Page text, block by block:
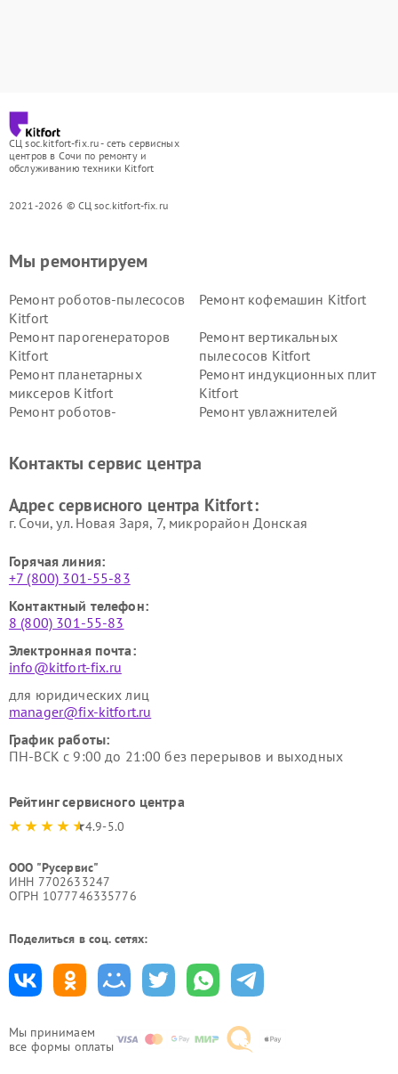
СЦ soc.kitfort-fix.ru - сеть сервисных
центров в Сочи по ремонту и
обслуживанию техники Kitfort
2021-2026 © СЦ soc.kitfort-fix.ru
Мы принимаем
все формы оплаты
Мы ремонтируем
Ремонт роботов-пылесосов
Kitfort
Ремонт кофемашин Kitfort
Ремонт парогенераторов
Kitfort
Ремонт вертикальных
пылесосов Kitfort
Ремонт планетарных
миксеров Kitfort
Ремонт индукционных плит
Kitfort
Ремонт роботов-
Ремонт увлажнителей
Kitfort
Kitfort
Kitfort
Kitfort
Контакты сервис центра
Адрес сервисного центра Kitfort:
г. Сочи, ул. Новая Заря, 7, микрорайон Донская
Горячая линия:
+7 (800) 301-55-83
Контактный телефон:
8 (800) 301-55-83
Электронная почта:
info@kitfort-fix.ru
для юридических лиц
manager@fix-kitfort.ru
График работы:
ПН-ВСК с 9:00 до 21:00 без перерывов и выходных
Рейтинг сервисного центра
4.9-5.0
ООО "Русервис"
ИНН 7702633247
ОГРН 1077746335776
Поделиться в соц. сетях: